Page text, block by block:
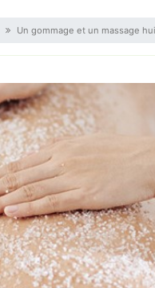
Un gommage et un massage